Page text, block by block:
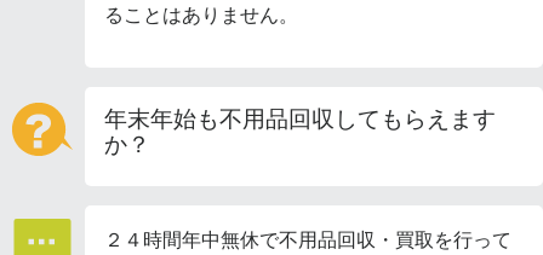
ることはありません。
年末年始も不用品回収してもらえます
か？
２４時間年中無休で不用品回収・買取を行って